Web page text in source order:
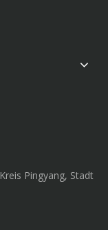
Pingyang, Stadt